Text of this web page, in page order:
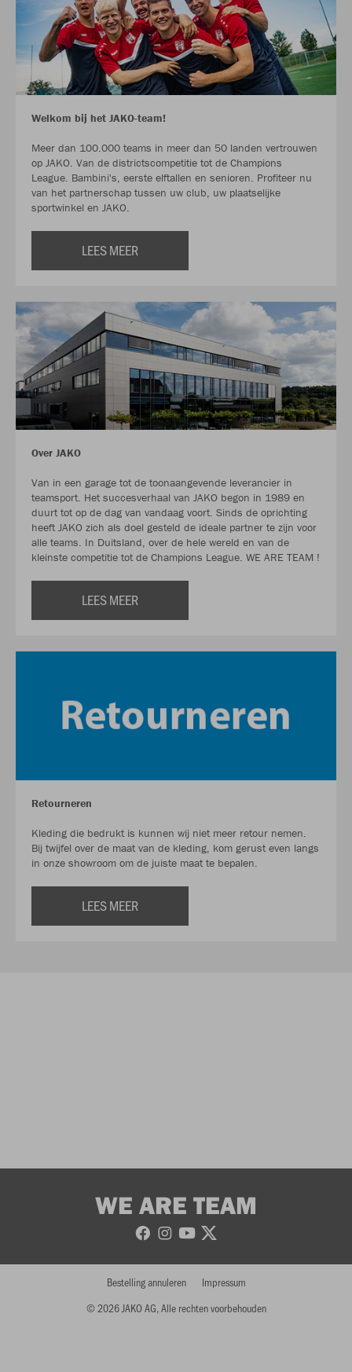
Welkom bij het JAKO-team!
Meer dan 100.000 teams in meer dan 50 landen vertrouwen
op JAKO. Van de districtscompetitie tot de Champions
League. Bambini's, eerste elftallen en senioren. Profiteer nu
van het partnerschap tussen uw club, uw plaatselijke
sportwinkel en JAKO.
LEES MEER
Over JAKO
Van in een garage tot de toonaangevende leverancier in
teamsport. Het succesverhaal van JAKO begon in 1989 en
duurt tot op de dag van vandaag voort. Sinds de oprichting
heeft JAKO zich als doel gesteld de ideale partner te zijn voor
alle teams. In Duitsland, over de hele wereld en van de
kleinste competitie tot de Champions League. WE ARE TEAM !
LEES MEER
Retourneren
Kleding die bedrukt is kunnen wij niet meer retour nemen.
Bij twijfel over de maat van de kleding, kom gerust even langs
in onze showroom om de juiste maat te bepalen.
LEES MEER
WE ARE TEAM
© 2026 JAKO AG, Alle rechten voorbehouden
Bestelling annuleren Impressum